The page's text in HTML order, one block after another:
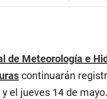
de Meteorología e
continuarán
el jueves 14 de